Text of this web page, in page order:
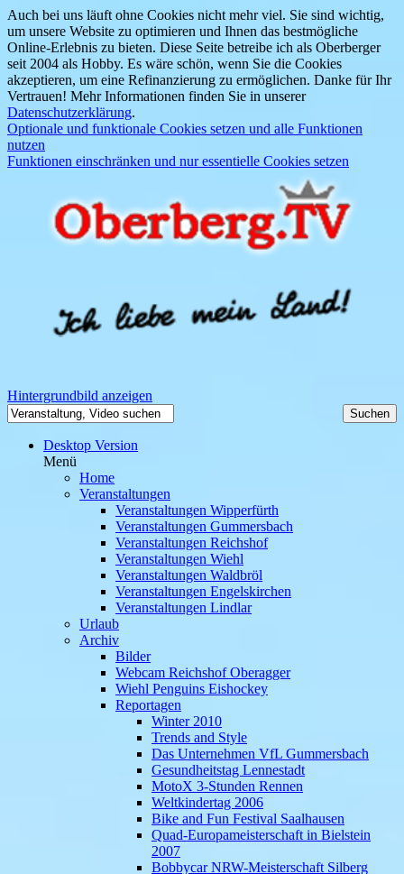
Auch bei uns läuft ohne Cookies nicht mehr viel. Sie sind wichtig,
um unsere Website zu optimieren und Ihnen das bestmögliche
Online-Erlebnis zu bieten. Diese Seite betreibe ich als Oberberger
seit 2004 als Hobby. Es wäre schön, wenn Sie die Cookies
akzeptieren, um eine Refinanzierung zu ermöglichen. Danke für Ihr
Vertrauen! Mehr Informationen finden Sie in unserer
Datenschutzerklärung.
Optionale und funktionale Cookies setzen und alle Funktionen
nutzen
Funktionen einschränken und nur essentielle Cookies setzen
Hintergrundbild anzeigen
Desktop Version
Menü
Home
Veranstaltungen
Veranstaltungen Wipperfürth
Veranstaltungen Gummersbach
Veranstaltungen Reichshof
Veranstaltungen Wiehl
Veranstaltungen Waldbröl
Veranstaltungen Engelskirchen
Veranstaltungen Lindlar
Urlaub
Archiv
Bilder
Webcam Reichshof Oberagger
Wiehl Penguins Eishockey
Reportagen
Winter 2010
Trends and Style
Das Unternehmen VfL Gummersbach
Gesundheitstag Lennestadt
MotoX 3-Stunden Rennen
Weltkindertag 2006
Bike and Fun Festival Saalhausen
Quad-Europameisterschaft in Bielstein
2007
Bobbycar NRW-Meisterschaft Silberg